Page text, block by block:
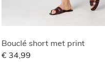
Bouclé short met print
€ 34,99